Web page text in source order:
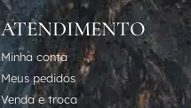
ATENDIMENTO
Minha conta
Meus pedidos
Venda e troca